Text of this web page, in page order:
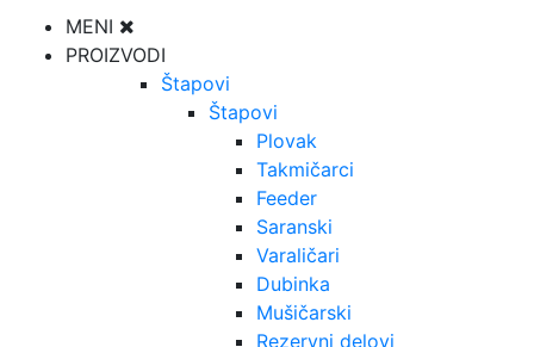
MENI
PROIZVODI
Štapovi
Štapovi
Plovak
Takmičarci
Feeder
Saranski
Varaličari
Dubinka
Mušičarski
Rezervni delovi